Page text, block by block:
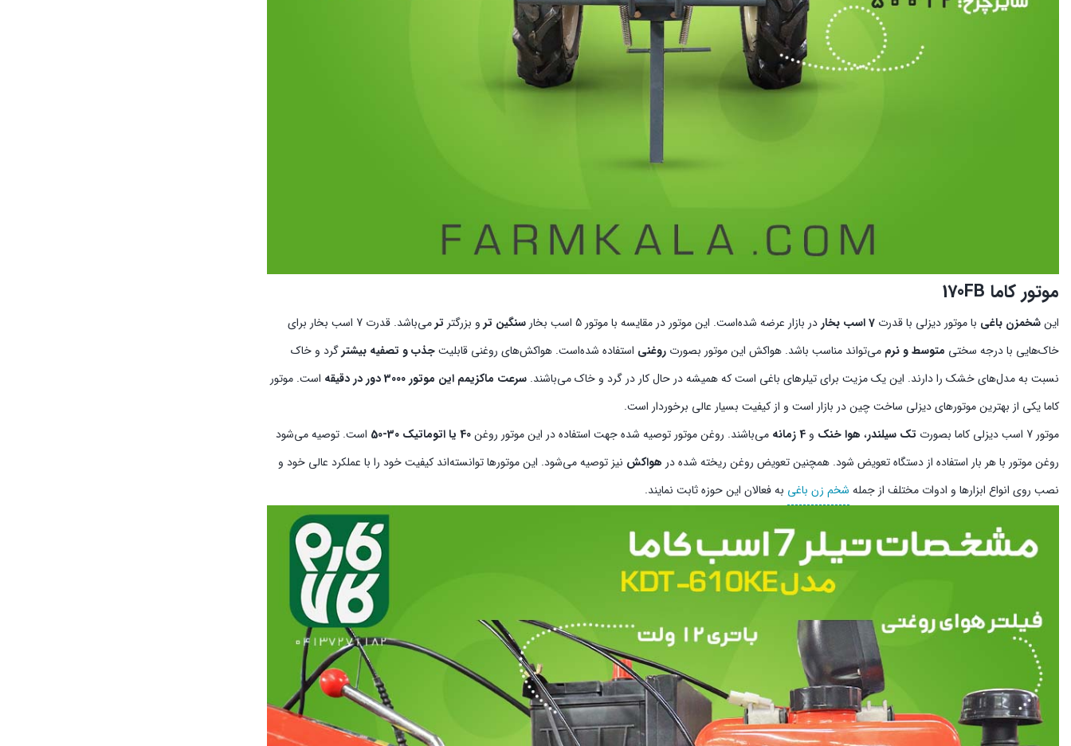
موتور کاما 170FB
اینشخمزن باغی با موتور دیزلی با قدرت 7 اسب بخار در بازار عرضه شده‌است. این موتور در مقایسه با موتور 5 اسب بخار سنگین ترو بزرگتر تر
می‌باشد. قدرت 7 اسب بخار برای
خاک‌هایی با درجه سختی متوسط و نرم می‌تواند مناسب باشد. هواکش این موتور بصورت روغنی استفاده شده‌است. هواکش‌های روغنی قابلیتجذب و تصفیه بیشترگرد و خاک
نسبت به مدل‌های خشک را دارند. این یک مزیت برای تیلرهای باغی است که همیشه در حال کار در گرد و خاک می‌باشند. سرعت ماکزیمم این موتور 3000 دور در دقیقه
است. موتور
کاما یکی از بهترین موتورهای دیزلی ساخت چین در بازار است و از کیفیت بسیار عالی برخوردار است.
موتور 7 اسب دیزلی کاما بصورت
تک سیلندر، هوا خنک و 4 زمانه می‌باشند. روغن موتور توصیه شده جهت استفاده در این موتور روغن40 یا اتوماتیک 30-50
است. توصیه می‌شود
روغن موتور با هر بار استفاده از دستگاه تعویض شود. همچنین تعویض روغن ریخته شده در هواکش نیز توصیه می‌شود. این موتورها توانسته‌اند کیفیت خود را با عملکرد عالی خود و
نصب روی انواع ابزارها و ادوات مختلف از جمله شخم زن باغی به فعالان این حوزه ثابت نمایند.